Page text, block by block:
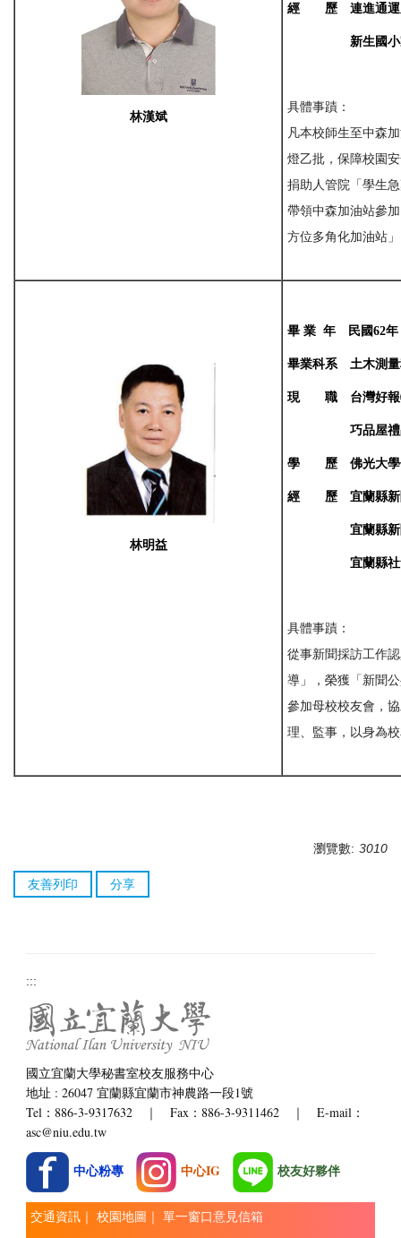
林漢斌
經 歷 連進通
新生 國小
具體事蹟：
凡本校師生至中森
燈乙批，保障校園
捐助人管院「學生
帶領中森加油站參
方位多角化加油站
林明益
畢 業 年 民國62年
畢業科系 土木測
現 職 台灣好
巧品屋
學 歷 佛光大
經 歷 宜蘭縣
宜蘭縣
宜蘭縣
具體事蹟：
從事新聞採訪工作
導」，榮獲「新聞
參加母校校友會，
理、監事，以身為
瀏覽數: 3010
友善列印 分享
:::
國立宜蘭大學秘書室校友服務中心
地址 : 26047 宜蘭縣宜蘭市神農路一段1號
Tel：886-3-9317632 ｜ Fax：886-3-9311462 ｜ E-mail：
asc@niu.edu.tw
中心粉專 中心IG 校友好夥伴
交通資訊 ｜ 校園地圖 ｜ 單一窗口意見信箱